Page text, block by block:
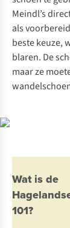
Meindl’s
als
beste keuze,
blaren. De
maar ze
Wat is de
101?